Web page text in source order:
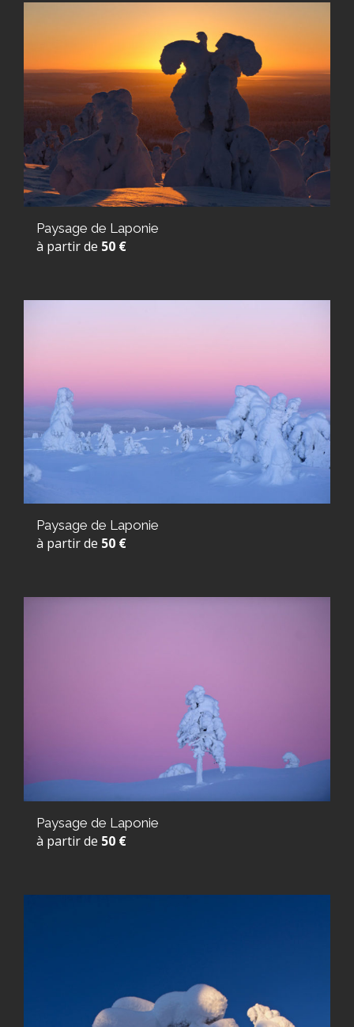
Paysage de Laponie
à partir de 50 €
Paysage de Laponie
à partir de 50 €
Paysage de Laponie
à partir de 50 €